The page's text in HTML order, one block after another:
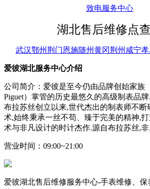
致电服务中心
湖北售后维修点
武汉鄂州荆门恩施随州黄冈荆州 咸宁
爱彼湖北服务中心介绍
公司简介：爱彼是至今仍由品牌创始家族
Piguet）掌管的历史最悠久的高级制表品
布拉苏丝创立以来,世代杰出的制表师不断
术,始终秉承一丝不苟、臻于完美的精神,
术与非凡设计的时计杰作.源自布拉苏丝,
营业时间：09:00~21:00
爱彼湖北售后维修服务中心-手表维修、